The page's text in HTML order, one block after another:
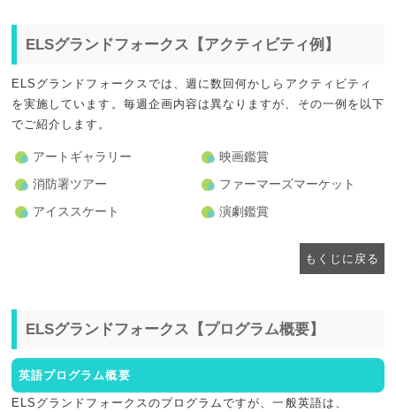
ELSグランドフォークス【アクティビティ例】
ELSグランドフォークスでは、週に数回何かしらアクティビティ
を実施しています。毎週企画内容は異なりますが、その一例を以下
でご紹介します。
アートギャラリー
映画鑑賞
消防署ツアー
ファーマーズマーケット
アイススケート
演劇鑑賞
もくじに戻る
ELSグランドフォークス【プログラム概要】
英語プログラム概要
ELSグランドフォークスのプログラムですが、一般英語は、